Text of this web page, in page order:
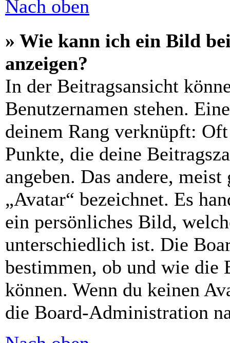
Nach oben
» Wie kann ich ein Bild
anzeigen?
In der Beitragsansicht
Benutzernamen stehen.
deinem Rang verknüpft:
Punkte, die deine
angeben. Das andere,
„Avatar“ bezeichnet. Es
ein persönliches Bild,
unterschiedlich ist. Die
bestimmen, ob und wie die
können. Wenn du keinen
die Board-Administration